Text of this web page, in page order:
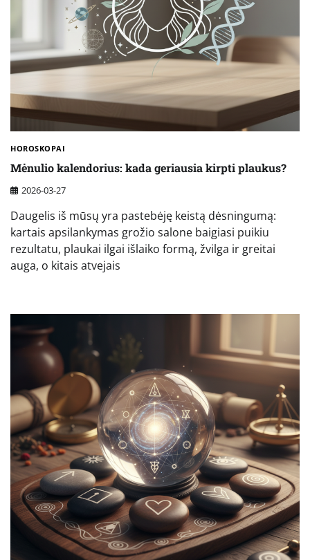
HOROSKOPAI
Mėnulio kalendorius: kada geriausia kirpti plaukus?
2026-03-27
Daugelis iš mūsų yra pastebėję keistą dėsningumą:
kartais apsilankymas grožio salone baigiasi puikiu
rezultatu, plaukai ilgai išlaiko formą, žvilga ir greitai
auga, o kitais atvejais